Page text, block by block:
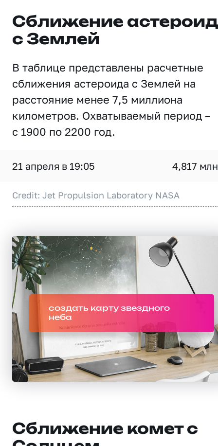
Сближение
с Землей
В таблице представлены расчетные
сближения астероида с Землей на
расстояние менее 7,5 миллиона
километров. Охватываемый период –
с 1900 по 2200 год.
21 апреля в 19:05 4,817
Credit: Jet Propulsion Laboratory NASA
создать карту звездного
неба
Сближение комет с